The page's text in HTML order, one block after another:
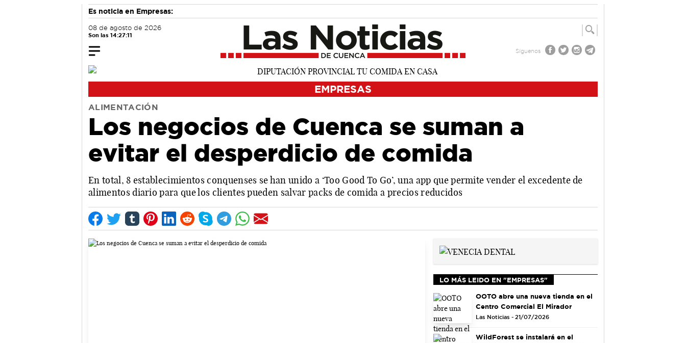
Es noticia en Empresas:
08 de agosto de 2026
Son las 14:27:12
Síguenos
EMPRESAS
ALIMENTACIÓN
Los negocios de Cuenca se suman a
evitar el desperdicio de comida
En total, 8 establecimientos conquenses se han unido a ‘Too Good To Go’, una app que permite vender el excedente de
alimentos diario para que los clientes pueden salvar packs de comida a precios reducidos
LO MÁS LEIDO EN "EMPRESAS"
OOTO abre una nueva tienda en el
Centro Comercial El Mirador
Las Noticias - 21/07/2026
WildForest se instalará en el